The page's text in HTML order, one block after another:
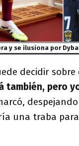
y se ilusiona por
decidir
también, pero
una traba